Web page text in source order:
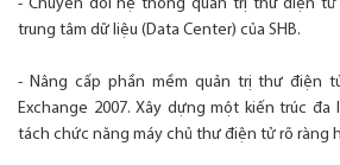
- Chuyển đổi hệ thống quản trị thư điện tử
trung tâm dữ liệu (Data Center) của SHB.
- Nâng cấp phần mềm quản trị thư điện
Exchange 2007. Xây dựng một kiến trúc
tách chức năng máy chủ thư điện tử rõ ràng